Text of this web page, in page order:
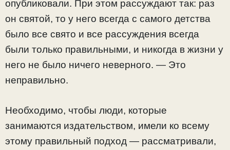
опубликовали. При этом рассуждают так: раз
он святой, то у него всегда с самого детства
было все свято и все рассуждения всегда
были только правильными, и никогда в жизни у
него не было ничего неверного. — Это
неправильно.
Необходимо, чтобы люди, которые
занимаются издательством, имели ко всему
этому правильный подход — рассматривали,